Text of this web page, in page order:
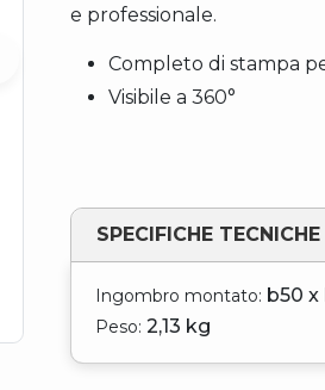
e professionale.
Completo di stampa
Visibile a 360°
SPECIFICHE TECNICHE
Ingombro montato: b50 x
Peso: 2,13 kg